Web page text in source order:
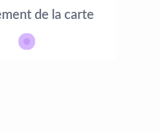
de la carte